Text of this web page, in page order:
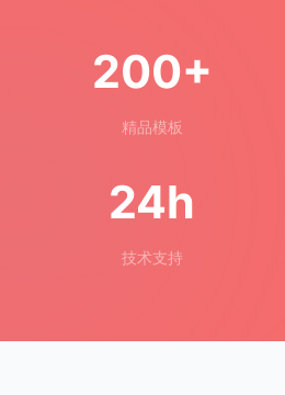
200+
精品模板
24h
技术支持